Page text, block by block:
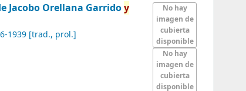
No hay
imagen de
cubierta
disponible
No hay
imagen de
cubierta
disponible
Jacobo Orellana Garridoy
1939 [trad., prol.]